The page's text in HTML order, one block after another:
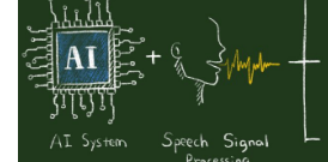
聽
覺
輔
具